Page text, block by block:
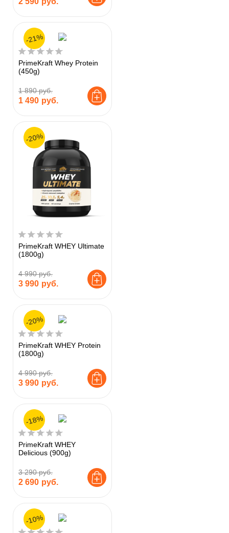
PrimeKraft Whey Protein
(450g)
1 890 руб.
1 490 руб.
-21%
PrimeKraft WHEY Ultimate
(1800g)
4 990 руб.
3 990 руб.
-20%
PrimeKraft WHEY Protein
(1800g)
4 990 руб.
3 990 руб.
-20%
PrimeKraft WHEY
Delicious (900g)
3 290 руб.
2 690 руб.
-18%
-10%